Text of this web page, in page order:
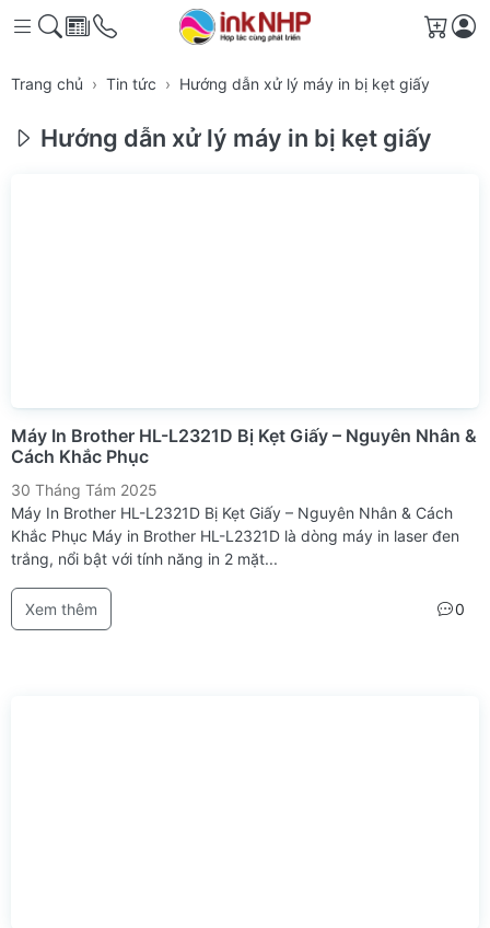
Giỏ
Trang chủ Tin tức Hướng dẫn xử lý máy in bị kẹt giấy
Hướng dẫn xử lý máy in bị kẹt giấy
Máy In Brother HL-L2321D Bị Kẹt Giấy – Nguyên Nhân &
Cách Khắc Phục
30 Tháng Tám 2025
Máy In Brother HL-L2321D Bị Kẹt Giấy – Nguyên Nhân & Cách
Khắc Phục Máy in Brother HL-L2321D là dòng máy in laser đen
trắng, nổi bật với tính năng in 2 mặt...
Xem thêm 0